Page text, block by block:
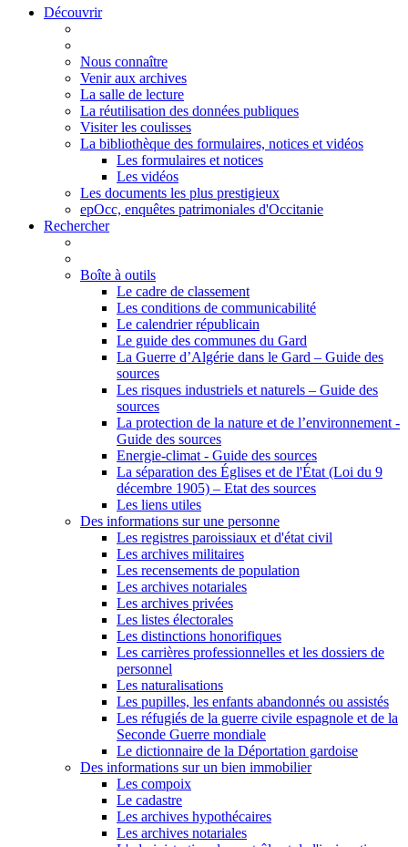
Découvrir
Nous connaître
Venir aux archives
La salle de lecture
La réutilisation des données publiques
Visiter les coulisses
La bibliothèque des formulaires, notices et vidéos
Les formulaires et notices
Les vidéos
Les documents les plus prestigieux
epOcc, enquêtes patrimoniales d'Occitanie
Rechercher
Boîte à outils
Le cadre de classement
Les conditions de communicabilité
Le calendrier républicain
Le guide des communes du Gard
La Guerre d’Algérie dans le Gard – Guide des
sources
Les risques industriels et naturels – Guide des
sources
La protection de la nature et de l’environnement -
Guide des sources
Energie-climat - Guide des sources
La séparation des Églises et de l'État (Loi du 9
décembre 1905) – Etat des sources
Les liens utiles
Des informations sur une personne
Les registres paroissiaux et d'état civil
Les archives militaires
Les recensements de population
Les archives notariales
Les archives privées
Les listes électorales
Les distinctions honorifiques
Les carrières professionnelles et les dossiers de
personnel
Les naturalisations
Les pupilles, les enfants abandonnés ou assistés
Les réfugiés de la guerre civile espagnole et de la
Seconde Guerre mondiale
Le dictionnaire de la Déportation gardoise
Des informations sur un bien immobilier
Les compoix
Le cadastre
Les archives hypothécaires
Les archives notariales